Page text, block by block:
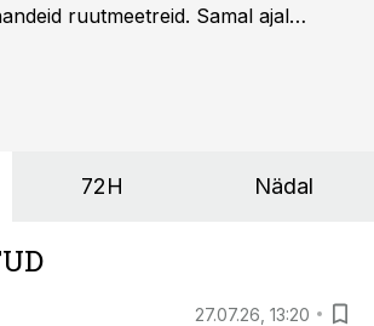
ruutmeetreid. Samal ajal
vastanud uuendusega, mis pakub
72H Nädal
27.07.26, 13:20